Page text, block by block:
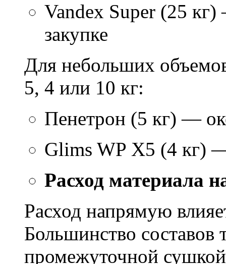
Vandex Super (25
закупке
Для небольших
5, 4 или 10 кг:
Пенетрон (5 кг) —
Glims WP X5 (4 кг)
Расход материала
Расход напрямую
Большинство составов
промежуточной